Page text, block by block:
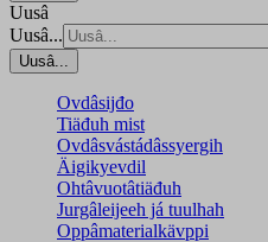
Uusâ
Uusâ...
Uusâ...
Ovdâsijđo
Tiäđuh mist
Ovdâsvástádâssyergih
Äigikyevdil
Ohtâvuotâtiäđuh
Jurgâleijeeh já tuulhah
Oppâmaterialkävppi